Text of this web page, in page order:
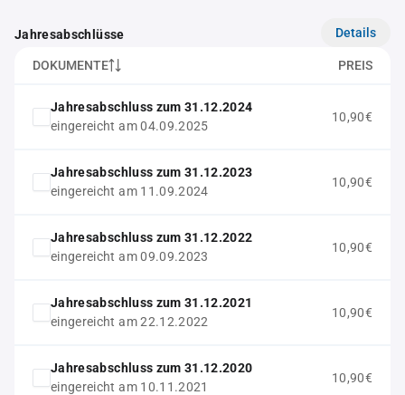
Jahresabschlüsse Details
DOKUMENTE PREIS
Jahresabschluss zum 31.12.2024
eingereicht am 04.09.2025
10,90€
Jahresabschluss zum 31.12.2023
eingereicht am 11.09.2024
10,90€
Jahresabschluss zum 31.12.2022
eingereicht am 09.09.2023
10,90€
Jahresabschluss zum 31.12.2021
eingereicht am 22.12.2022
10,90€
Jahresabschluss zum 31.12.2020
eingereicht am 10.11.2021
10,90€